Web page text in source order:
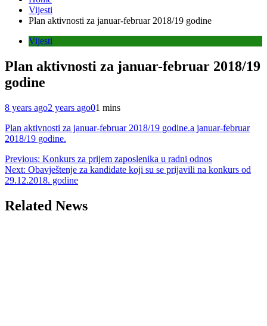
Vijesti
Plan aktivnosti za januar-februar 2018/19 godine
Vijesti
Plan aktivnosti za januar-februar 2018/19
godine
8 years ago2 years ago01 mins
Plan aktivnosti za januar-februar 2018/19 godine.a januar-februar
2018/19 godine.
Post
navigation
Previous: Konkurs za prijem zaposlenika u radni odnos
Next: Obavještenje za kandidate koji su se prijavili na konkurs od
29.12.2018. godine
Related News